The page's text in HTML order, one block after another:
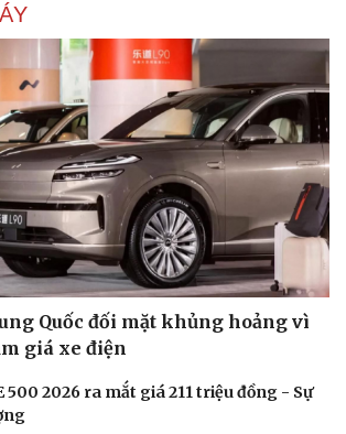
Giải trí
Nghệ sĩ
Thời trang
Sao Việt
Quốc đối mặt khủng hoảng vì
giá xe điện
500 2026 ra mắt giá 211 triệu đồng - Sự